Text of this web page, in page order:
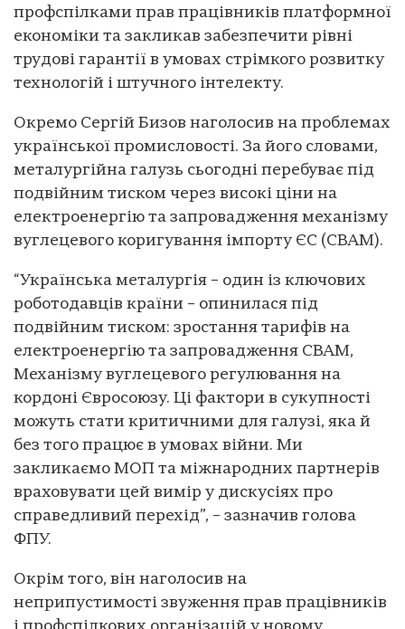
профспілками прав працівників платформної
економіки та закликав забезпечити рівні
трудові гарантії в умовах стрімкого розвитку
технологій і штучного інтелекту.
Окремо Сергій Бизов наголосив на проблемах
української промисловості. За його словами,
металургійна галузь сьогодні перебуває під
подвійним тиском через високі ціни на
електроенергію та запровадження механізму
вуглецевого коригування імпорту ЄС (CBAM).
“Українська металургія – один із ключових
роботодавців країни – опинилася під
подвійним тиском: зростання тарифів на
електроенергію та запровадження CBAM,
Механізму вуглецевого регулювання на
кордоні Євросоюзу. Ці фактори в сукупності
можуть стати критичними для галузі, яка й
без того працює в умовах війни. Ми
закликаємо МОП та міжнародних партнерів
враховувати цей вимір у дискусіях про
справедливий перехід”, – зазначив голова
ФПУ.
Окрім того, він наголосив на
неприпустимості звуження прав працівників